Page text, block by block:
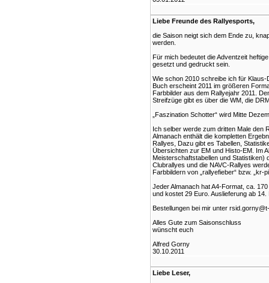
Liebe Freunde des Rallyesports,
die Saison neigt sich dem Ende zu,
werden.
Für mich bedeutet die Adventzeit
gesetzt und gedruckt sein.
Wie schon 2010 schreibe ich für
Buch erscheint 2011 im größeren
Farbbilder aus dem Rallyejahr 2011.
Streifzüge gibt es über die WM, die
„Faszination Schotter“ wird Mitte
Ich selber werde zum dritten Male den
Almanach enthält die kompletten
Rallyes, Dazu gibt es Tabellen,
Übersichten zur EM und Histo-EM. Im
Meisterschaftstabellen und Statistiken)
Clubrallyes und die NAVC-Rallyes
Farbbildern von „rallyefieber“ bzw. „kr-
Jeder Almanach hat A4-Format, ca.
und kostet 29 Euro. Auslieferung ab 14.
Bestellungen bei mir unter
Alles Gute zum Saisonschluss
wünscht euch
Alfred Gorny
30.10.2011
Liebe Leser,